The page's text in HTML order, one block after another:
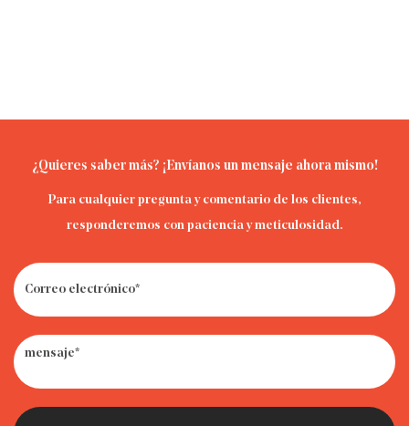
¿Quieres saber más? ¡Envíanos un mensaje ahora mismo!
Para cualquier pregunta y comentario de los clientes,
responderemos con paciencia y meticulosidad.